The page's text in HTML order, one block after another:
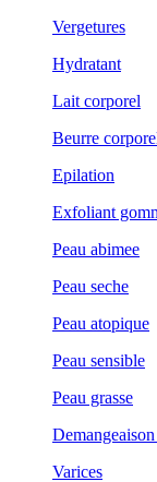
Vergetures
Hydratant
Lait corporel
Beurre
Epilation
Exfoliant
Peau abimee
Peau seche
Peau atopique
Peau sensible
Peau grasse
Demangeaison
Varices